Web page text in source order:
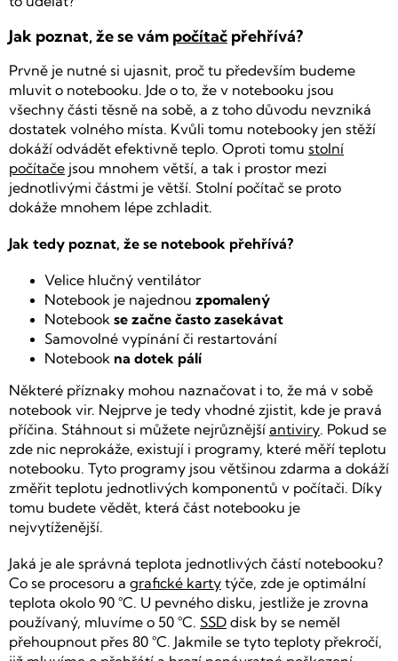
Jak poznat, že se vám počítač přehřívá?
Prvně je nutné si ujasnit, proč tu především budeme
mluvit o notebooku. Jde o to, že v notebooku jsou
všechny části těsně na sobě, a z toho důvodu nevzniká
dostatek volného místa. Kvůli tomu notebooky jen stěží
dokáží odvádět efektivně teplo. Oproti tomu stolní
počítače jsou mnohem větší, a tak i prostor mezi
jednotlivými částmi je větší. Stolní počítač se proto
dokáže mnohem lépe zchladit.
Jak tedy poznat, že se notebook přehřívá?
Velice hlučný ventilátor
Notebook je najednou zpomalený
Notebook se začne často zasekávat
Samovolné vypínání či restartování
Notebook na dotek pálí
Některé příznaky mohou naznačovat i to, že má v sobě
notebook vir. Nejprve je tedy vhodné zjistit, kde je pravá
příčina. Stáhnout si můžete nejrůznější antiviry. Pokud se
zde nic neprokáže, existují i programy, které měří teplotu
notebooku. Tyto programy jsou většinou zdarma a dokáží
změřit teplotu jednotlivých komponentů v počítači. Díky
tomu budete vědět, která část notebooku je
nejvytíženější.
Jaká je ale správná teplota jednotlivých částí notebooku?
Co se procesoru a grafické karty týče, zde je optimální
teplota okolo 90 °C. U pevného disku, jestliže je zrovna
používaný, mluvíme o 50 °C. SSD disk by se neměl
přehoupnout přes 80 °C. Jakmile se tyto teploty překročí,